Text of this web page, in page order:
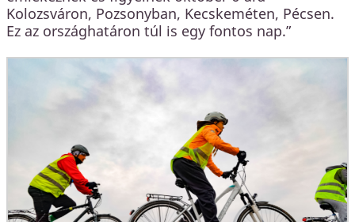
Kolozsváron, Pozsonyban, Kecskeméten, Pécsen.
Ez az országhatáron túl is egy fontos nap.”